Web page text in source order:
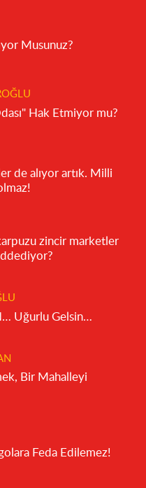
Musunuz?
Hak Etmiyor mu?
de alıyor artık. Milli
zincir marketler
HAYIRLI OLSUN… Uğurlu Gelsin…
Bir Mahalleyi
Feda Edilemez!